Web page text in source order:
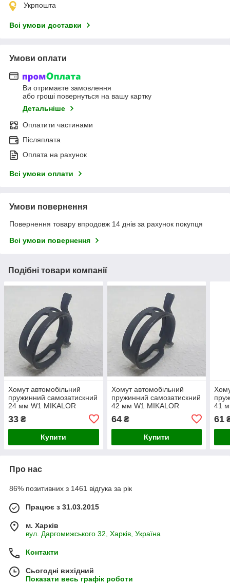
Укрпошта
Всі умови доставки
Умови оплати
Ви отримаєте замовлення
або гроші повернуться на вашу картку
Детальніше
Оплатити частинами
Післяплата
Оплата на рахунок
Всі умови оплати
Умови повернення
Повернення товару впродовж 14 днів за рахунок покупця
Всі умови повернення
Подібні товари компанії
Хомут автомобільний
пружинний самозатискний
24 мм W1 MIKALOR
33 ₴
Купити
Хомут автомобільний
пружинний самозатискний
42 мм W1 MIKALOR
64₴
Купити
41
61
Про нас
86% позитивних з 1461 відгука за рік
Працює з 31.03.2015
м. Харків
вул. Даргомижського 32, Харків, Україна
Контакти
Сьогодні вихідний
Показати весь графік роботи